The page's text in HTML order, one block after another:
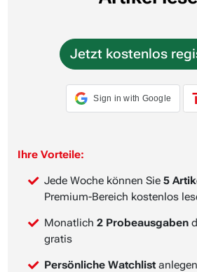
Jetzt kostenlos
Sign in with Google
Ihre Vorteile:
Jede Woche können Sie 5
Premium-Bereich kostenlos
Monatlich 2 Probeausgaben
gratis
Persönliche Watchlist